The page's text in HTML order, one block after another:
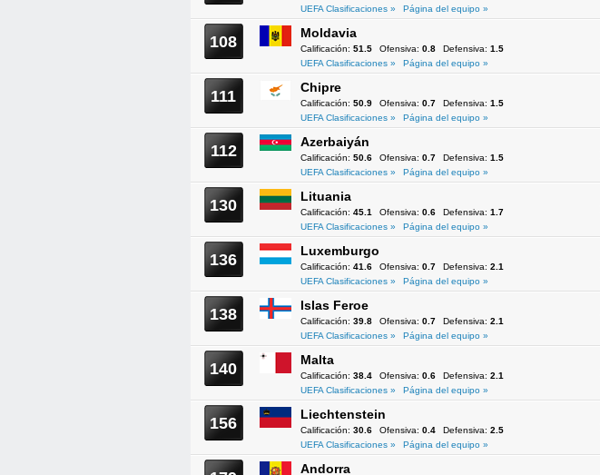
UEFA Clasificaciones »
Página del equipo »
108 Moldavia
Calificación: 51.5 Ofensiva: 0.8 Defensiva: 1.5
UEFA Clasificaciones »
Página del equipo »
111 Chipre
Calificación: 50.9 Ofensiva: 0.7 Defensiva: 1.5
UEFA Clasificaciones »
Página del equipo »
112 Azerbaiyán
Calificación: 50.6 Ofensiva: 0.7 Defensiva: 1.5
UEFA Clasificaciones »
Página del equipo »
130 Lituania
Calificación: 45.1 Ofensiva: 0.6 Defensiva: 1.7
UEFA Clasificaciones »
Página del equipo »
136 Luxemburgo
Calificación: 41.6 Ofensiva: 0.7 Defensiva: 2.1
UEFA Clasificaciones »
Página del equipo »
138 Islas Feroe
Calificación: 39.8 Ofensiva: 0.7 Defensiva: 2.1
UEFA Clasificaciones »
Página del equipo »
140 Malta
Calificación: 38.4 Ofensiva: 0.6 Defensiva: 2.1
UEFA Clasificaciones »
Página del equipo »
156 Liechtenstein
Calificación: 30.6 Ofensiva: 0.4 Defensiva: 2.5
UEFA Clasificaciones »
Página del equipo »
Andorra